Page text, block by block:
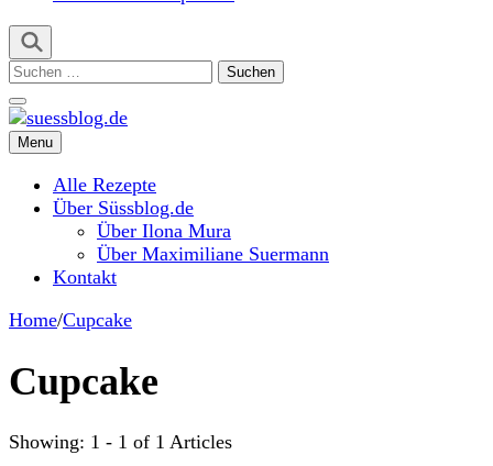
Suchen
suessblog.de
Menu
Alle Rezepte
Über Süssblog.de
Über Ilona Mura
Über Maximiliane Suermann
Kontakt
Home/Cupcake
Cupcake
Showing: 1 - 1 of 1 Articles